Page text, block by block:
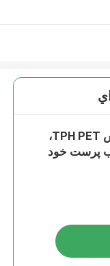
فیلم وینیل ضد خش TPH PET،
پرست خود